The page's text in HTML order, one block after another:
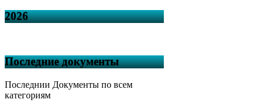
2026
Последние документы
Последнии Документы по всем
категориям